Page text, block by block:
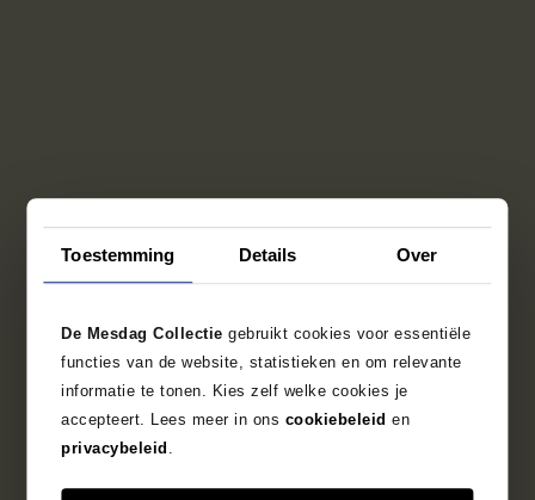
Toestemming Details Over
De Mesdag Collectie gebruikt cookies voor essentiële
functies van de website, statistieken en om relevante
informatie te tonen. Kies zelf welke cookies je
accepteert. Lees meer in ons cookiebeleid en
privacybeleid .